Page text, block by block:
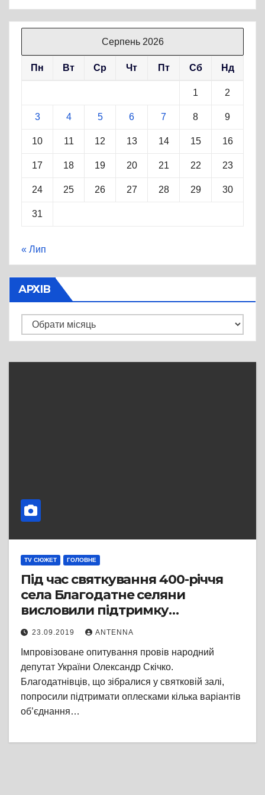
Серпень 2026
Пн Вт Ср Чт Пт Сб Нд
1 2
3 4 5 6 7 8 9
10 11 12 13 14 15 16
17 18 19 20 21 22 23
24 25 26 27 28 29 30
31
« Лип
АРХІВ
Архів
TV СЮЖЕТ ГОЛОВНЕ
Під час святкування 400-річчя
села Благодатне селяни
висловили підтримку
об’єднанню ОТГ з містом
Черкаси
23.09.2019 ANTENNA
Імпровізоване опитування провів народний
депутат України Олександр Скічко.
Благодатнівців, що зібралися у святковій залі,
попросили підтримати оплесками кілька варіантів
об’єднання…